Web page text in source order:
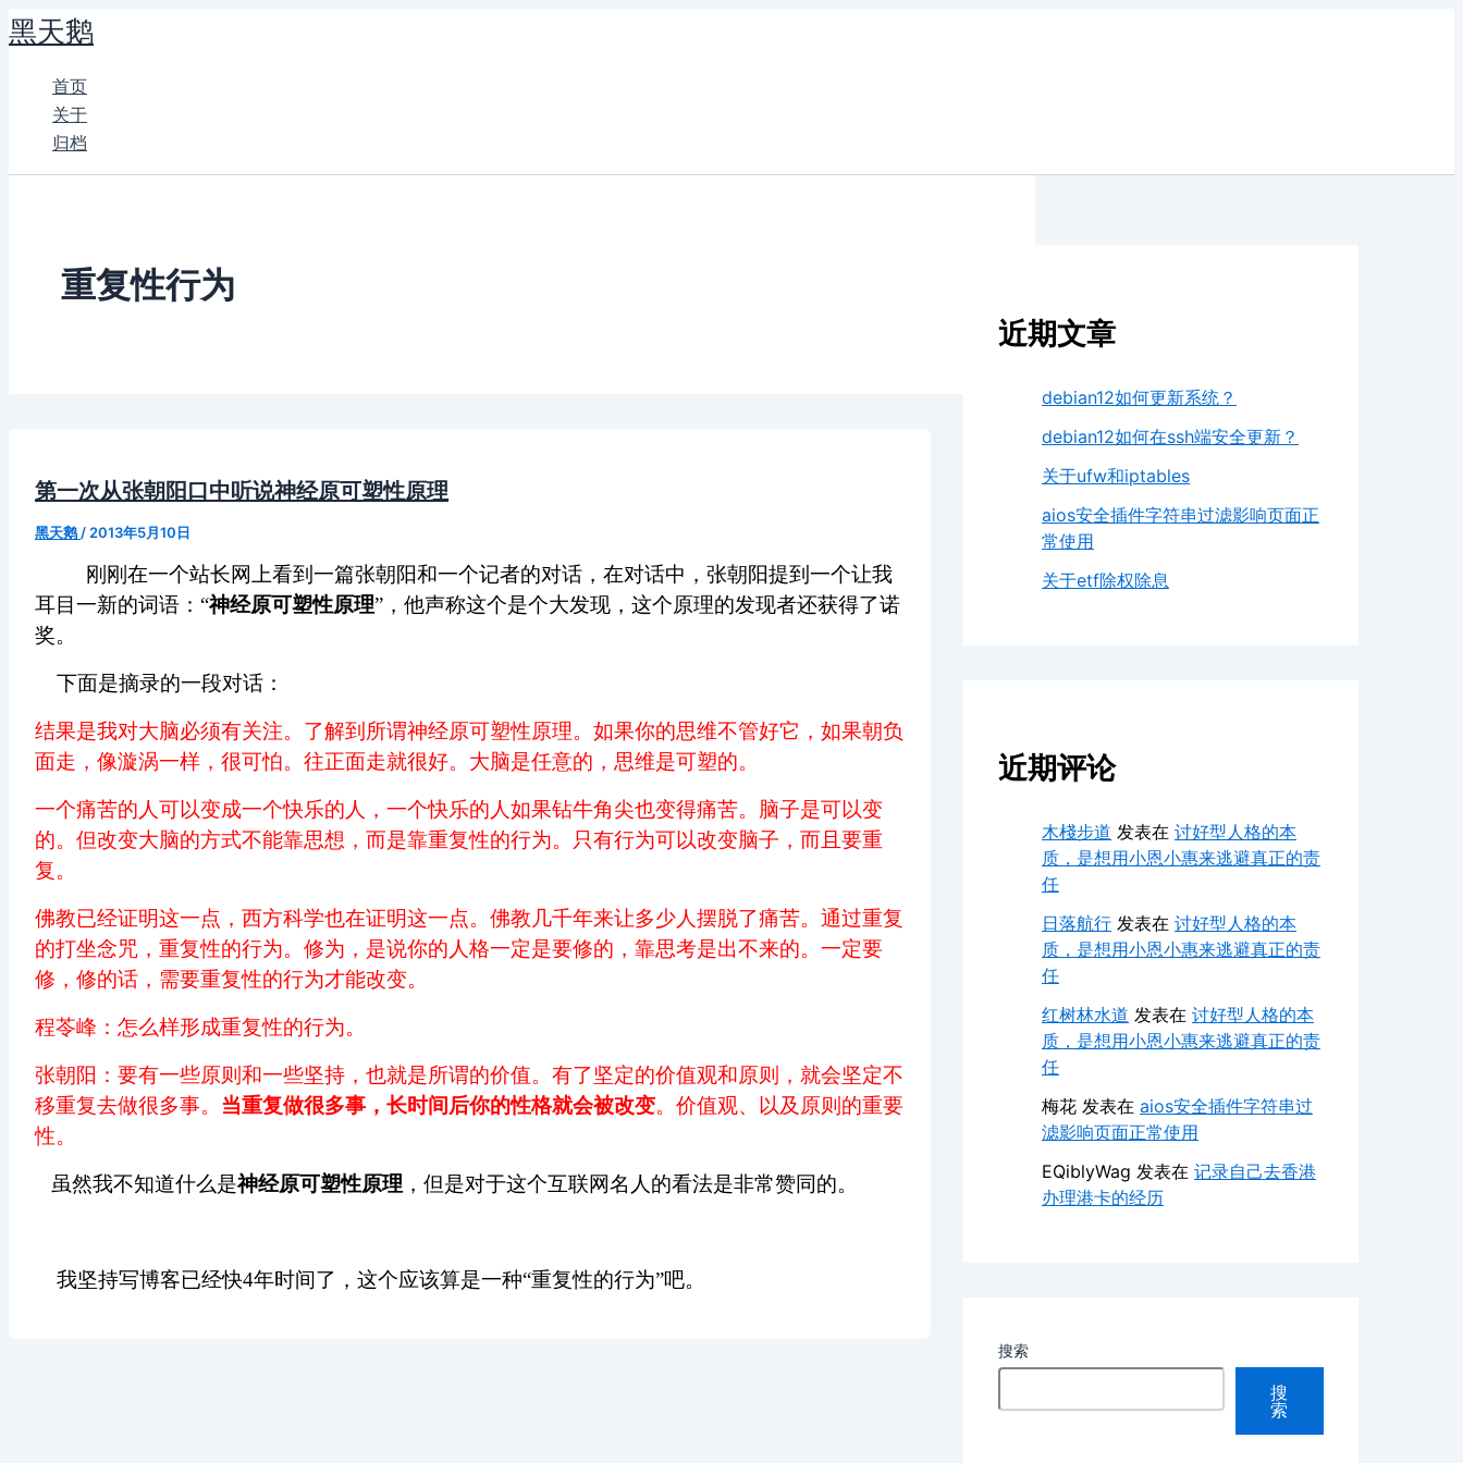
跳
至
黑天鹅
首页
关于
归档
重复性行为
第一次从张朝阳口中听说神经原可塑性原理
黑天鹅 / 2013年5月10日
刚刚在一个站长网上看到一篇张朝阳和一个记者的对话，在对话中，张朝阳提到一个让我
耳目一新的词语：“神经原可塑性原理”，他声称这个是个大发现，这个原理的发现者还获得了诺
奖。
下面是摘录的一段对话：
结果是我对大脑必须有关注。了解到所谓神经原可塑性原理。如果你的思维不管好它，如果朝负
面走，像漩涡一样，很可怕。往正面走就很好。大脑是任意的，思维是可塑的。
一个痛苦的人可以变成一个快乐的人，一个快乐的人如果钻牛角尖也变得痛苦。脑子是可以变
的。但改变大脑的方式不能靠思想，而是靠重复性的行为。只有行为可以改变脑子，而且要重
复。
佛教已经证明这一点，西方科学也在证明这一点。佛教几千年来让多少人摆脱了痛苦。通过重复
的打坐念咒，重复性的行为。修为，是说你的人格一定是要修的，靠思考是出不来的。一定要
修，修的话，需要重复性的行为才能改变。
程苓峰：怎么样形成重复性的行为。
张朝阳：要有一些原则和一些坚持，也就是所谓的价值。有了坚定的价值观和原则，就会坚定不
移重复去做很多事。 当重复做很多事，长时间后你的性格就会被改变。价值观、以及原则的重要
性。
虽然我不知道什么是神经原可塑性原理 ，但是对于这个互联网名人的看法是非常赞同的。
我坚持写博客已经快4年时间了，这个应该算是一种“重复性的行为”吧。
近期文章
debian12如何更新系统？
debian12如何在ssh端安全更新？
关于ufw和iptables
aios安全插件字符串过滤影响页面正
常使用
关于etf除权除息
近期评论
木棧步道 发表在 讨好型人格的本
质，是想用小恩小惠来逃避真正的责
任
日落航行 发表在 讨好型人格的本
质，是想用小恩小惠来逃避真正的责
任
红树林水道 发表在 讨好型人格的本
质，是想用小恩小惠来逃避真正的责
任
梅花 发表在 aios安全插件字符串过
滤影响页面正常使用
EQiblyWag 发表在 记录自己去香港
办理港卡的经历
搜索
搜
索